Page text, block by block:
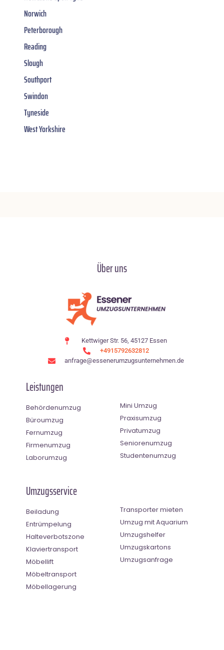
Norwich
Peterborough
Reading
Slough
Southport
Swindon
Tyneside
West Yorkshire
Über uns
Kettwiger Str. 56, 45127 Essen
+4915792632812
anfrage@essenerumzugsunternehmen.de
Leistungen
Behördenumzug
Büroumzug
Fernumzug
Firmenumzug
Laborumzug
Mini Umzug
Praxisumzug
Privatumzug
Seniorenumzug
Studentenumzug
Umzugsservice
Beiladung
Entrümpelung
Halteverbotszone
Klaviertransport
Möbellift
Möbeltransport
Möbellagerung
Transporter mieten
Umzug mit Aquarium
Umzugshelfer
Umzugskartons
Umzugsanfrage